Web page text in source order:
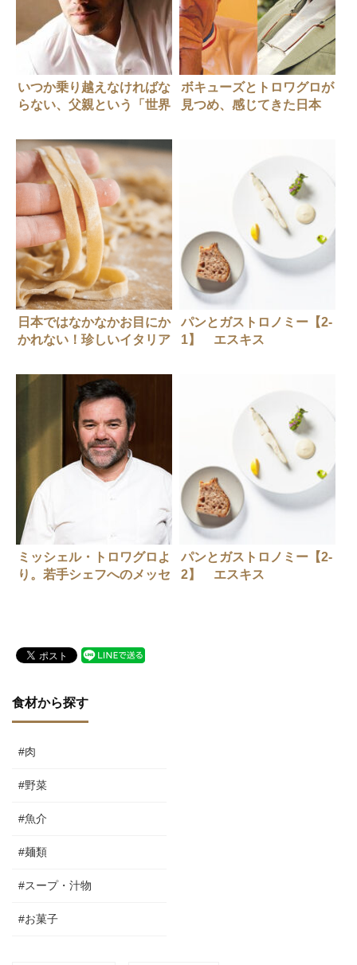
いつか乗り越えなければな
らない、父親という「世界
ボキューズとトロワグロが
見つめ、感じてきた日本
日本ではなかなかお目にか
かれない！珍しいイタリア
パンとガストロノミー【2-
1】 エスキス
ミッシェル・トロワグロよ
り。若手シェフへのメッセ
パンとガストロノミー【2-
2】 エスキス
食材から探す
#肉
#野菜
#魚介
#麺類
#スープ・汁物
#お菓子